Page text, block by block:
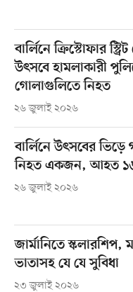
বার্লিনে ক্রিস্টোফার
উৎসবে হামলাকারী
গোলাগুলিতে নিহত
২৬ জুলাই ২০২৬
বার্লিনে উৎসবের ভিড়ে
নিহত একজন, আহত
২৬ জুলাই ২০২৬
জার্মানিতে স্কলারশিপ,
ভাতাসহ যে যে সুবিধা
২৩ জুলাই ২০২৬